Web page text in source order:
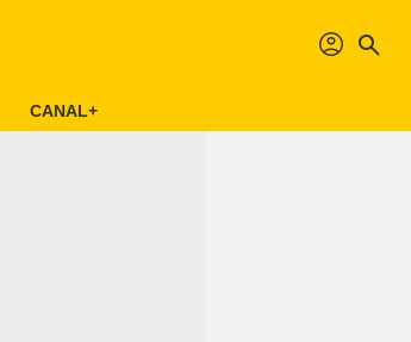
profil search
CANAL+